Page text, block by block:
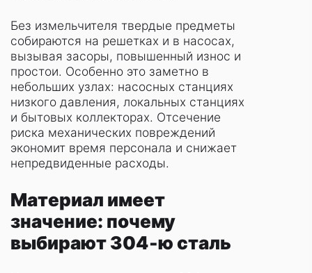
Без измельчителя твердые предметы
собираются на решетках и в насосах,
вызывая засоры, повышенный износ и
простои. Особенно это заметно в
небольших узлах: насосных станциях
низкого давления, локальных станциях
и бытовых коллекторах. Отсечение
риска механических повреждений
экономит время персонала и снижает
непредвиденные расходы.
Материал имеет
значение: почему
выбирают 304‑ю сталь